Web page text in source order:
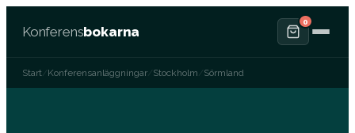
Konferensbokarna
0
Start Konferensanläggningar Stockholm Sörmland